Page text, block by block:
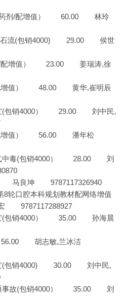
职药剂/配增值） 60.00 林玲
泥石流(包销4000) 29.00 侯世
/配增值） 23.00 姜瑞涛,徐
/配增值） 48.00 黄华,崔明辰
灾(包销4000） 29.00 刘中民,
/配增值） 56.00 潘年松
气中毒(包销4000） 28.00 刘
马良坤 9787117326940
8轮口腔本科规划教材配网络增值
灾(包销4000） 35.00 孙海晨
56.00 胡志敏,兰冰洁
灾(包销4000) 30.00 刘中民,
通事故(包销4000） 35.00 刘